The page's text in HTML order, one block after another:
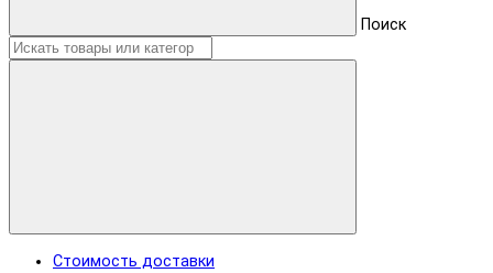
Поиск
Стоимость доставки